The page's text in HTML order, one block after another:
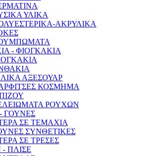
ΥΛΙΚΑ
ΑΚΡΥΛΙΚΑ
- ΦΙΟΓΚΑΚΙΑ
ΑΞΕΣΟΥΑΡ
ΚΟΣΜΗΜΑ
ΡΟΥΧΩΝ
ΓΟΥΝΕΣ
ΣΕ ΤΕΜΑΧΙΑ
ΣΥΝΘΕΤΙΚΕΣ
ΣΕ ΤΡΕΣΕΣ
ΠΛΙΣΕ